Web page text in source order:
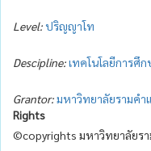
Level:ปริญญาโท
Descipline:เทคโนโลยีการศึก
Grantor:มหาวิทยาลัยรามคำ
Rights
©copyrights มหาวิทยาลัยร